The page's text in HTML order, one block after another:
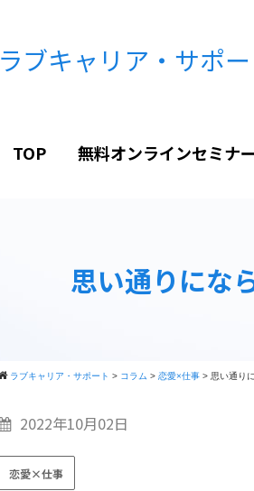
ラブキャリア・サポ
TOP 無料オンラインセミナー
思い通りにな
ラブキャリア・サポート > コラム > 恋愛×仕事 > 思い通り
2022年10月02日
恋愛×仕事